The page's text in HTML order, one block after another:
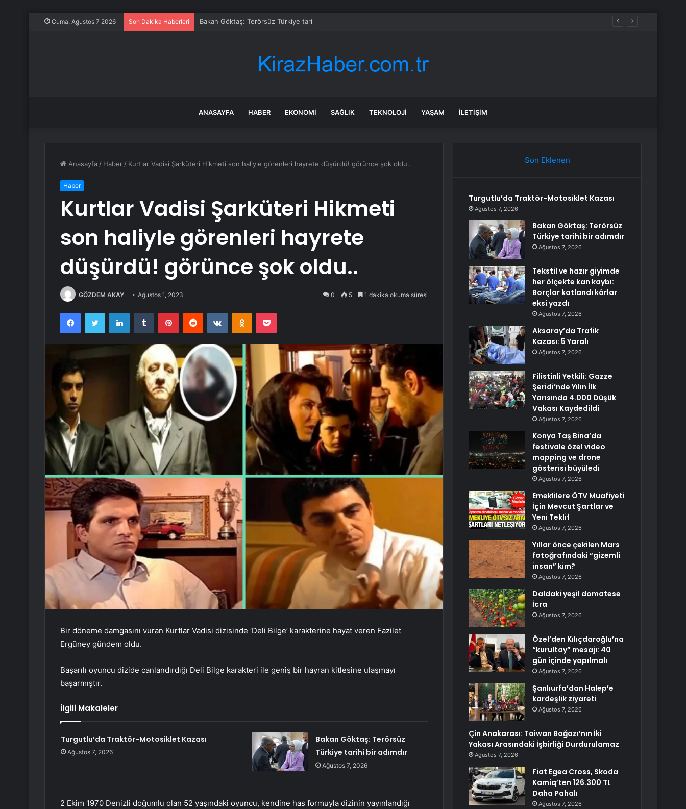
Cuma, Ağustos 7 2026 Son Dakika Haberleri Bakan Göktaş: Terörsüz Türkiye tarihi bir adımdır
ANASAYFA HABER EKONOMI SAĞLIK TEKNOLOJI YAŞAM İLETIŞIM
Anasayfa / Haber / Kurtlar Vadisi Şarküteri Hikmeti son haliyle görenleri hayrete düşürdü! görünce şok oldu..
Haber
Kurtlar Vadisi Şarküteri Hikmeti
son haliyle görenleri hayrete
düşürdü! görünce şok oldu..
GÖZDEM AKAY Ağustos 1, 2023 0 5 1 dakika okuma süresi
FacebookTwitter LinkedInTumblr PinterestReddit VKontakteOdnoklassniki
Pocket
Bir döneme damgasını vuran Kurtlar Vadisi dizisinde ‘Deli Bilge’ karakterine hayat veren Fazilet
Ergüney gündem oldu.
Başarılı oyuncu dizide canlandırdığı Deli Bilge karakteri ile geniş bir hayran kitlesine ulaşmayı
başarmıştır.
İlgili Makaleler
Turgutlu’da Traktör-Motosiklet Kazası
Ağustos 7, 2026
Bakan Göktaş: Terörsüz
Türkiye tarihi bir adımdır
Ağustos 7, 2026
2 Ekim 1970 Denizli doğumlu olan 52 yaşındaki oyuncu, kendine has formuyla dizinin yayınlandığı
Son Eklenen
Turgutlu’da Traktör-Motosiklet Kazası
Ağustos 7, 2026
Bakan Göktaş: Terörsüz
Türkiye tarihi bir adımdır
Ağustos 7, 2026
Tekstil ve hazır giyimde
her ölçekte kan kaybı:
Borçlar katlandı kârlar
eksi yazdı
Ağustos 7, 2026
Aksaray’da Trafik
Kazası: 5 Yaralı
Ağustos 7, 2026
Filistinli Yetkili: Gazze
Şeridi’nde Yılın İlk
Yarısında 4.000 Düşük
Vakası Kaydedildi
Ağustos 7, 2026
Konya Taş Bina’da
festivale özel video
mapping ve drone
gösterisi büyüledi
Ağustos 7, 2026
Emeklilere ÖTV Muafiyeti
İçin Mevcut Şartlar ve
Yeni Teklif
Ağustos 7, 2026
Yıllar önce çekilen Mars
fotoğrafındaki “gizemli
insan” kim?
Ağustos 7, 2026
Daldaki yeşil domatese
İcra
Ağustos 7, 2026
Özel’den Kılıçdaroğlu’na
“kurultay” mesajı: 40
gün içinde yapılmalı
Ağustos 7, 2026
Şanlıurfa’dan Halep’e
kardeşlik ziyareti
Ağustos 7, 2026
Çin Anakarası: Taiwan Boğazı’nın İki
Yakası Arasındaki İşbirliği Durdurulamaz
Ağustos 7, 2026
Fiat Egea Cross, Skoda
Kamiq’ten 126.300 TL
Daha Pahalı
Ağustos 7, 2026